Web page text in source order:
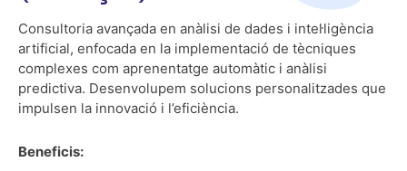
Consultoria avançada en anàlisi de dades i intel·ligència
artificial, enfocada en la implementació de tècniques
complexes com aprenentatge automàtic i anàlisi
predictiva. Desenvolupem solucions personalitzades que
impulsen la innovació i l’eficiència.
Beneficis: